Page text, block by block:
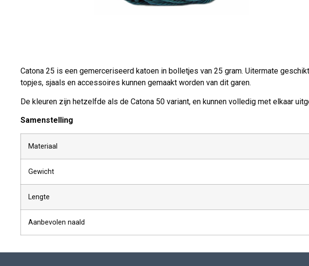
Catona 25 is een gemerceriseerd katoen in bolletjes van 25 gram. Uitermate
topjes, sjaals en accessoires kunnen gemaakt worden van dit garen.
De kleuren zijn hetzelfde als de Catona 50 variant, en kunnen volledig met elkaar
Samenstelling
Materiaal
Gewicht
Lengte
Aanbevolen naald